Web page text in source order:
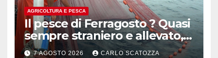
AGRICOLTURA E PESCA
Il pesce di Ferragosto ? Quasi
sempre straniero e allevato,
in sofferenza
7 AGOSTO 2026 CARLO SCATOZZA